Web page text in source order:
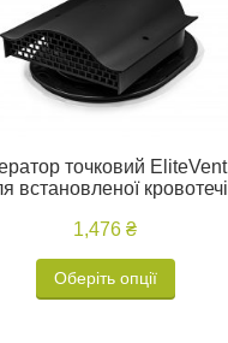
точковий EliteVent
встановленої кровотечі
1,476 ₴
Оберіть опції